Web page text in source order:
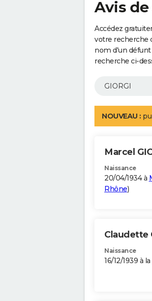
Avis de
Accédez
votre recherche
nom d'un
recherche ci-
NOUVEAU :
Marcel
Naissance
20/04/1934 à
Rhône)
Claudette
Naissance
16/12/1939 à la